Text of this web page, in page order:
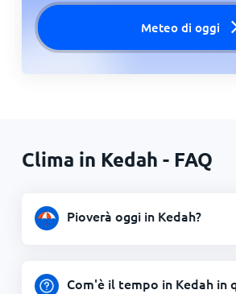
Meteo di oggi
Clima in Kedah - FAQ
Pioverà oggi in Kedah?
Com'è il tempo in Kedah in